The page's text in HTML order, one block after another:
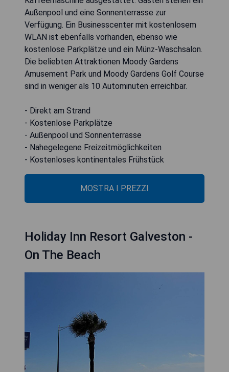
Außenpool und eine Sonnenterrasse zur
Verfügung. Ein Businesscenter mit kostenlosem
WLAN ist ebenfalls vorhanden, ebenso wie
kostenlose Parkplätze und ein Münz-Waschsalon.
Die beliebten Attraktionen Moody Gardens
Amusement Park und Moody Gardens Golf Course
sind in weniger als 10 Autominuten erreichbar.
- Direkt am Strand
- Kostenlose Parkplätze
- Außenpool und Sonnenterrasse
- Nahegelegene Freizeitmöglichkeiten
- Kostenloses kontinentales Frühstück
MOSTRA I PREZZI
Holiday Inn Resort Galveston -
On The Beach